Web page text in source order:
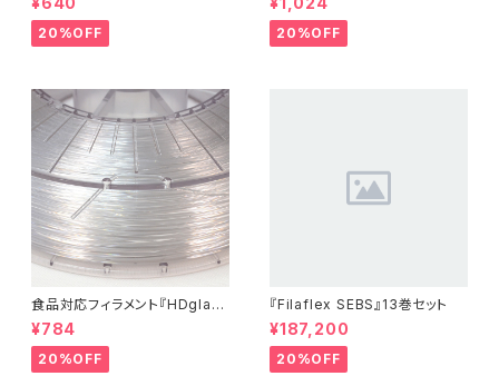
M
20%OFF
0M
20%OFF
食品対応フィラメント『HDglas
s』：お試しサンプル 10M
¥784
20%OFF
『Filaflex SEBS』13巻セット
¥187,200
20%OFF